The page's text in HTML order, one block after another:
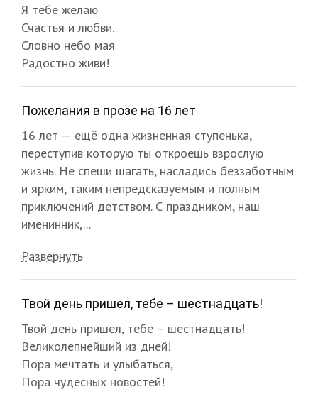
Я тебе желаю
Счастья и любви.
Словно небо мая
Радостно живи!
Пожелания в прозе на 16 лет
16 лет — ещё одна жизненная ступенька,
переступив которую ты откроешь взрослую
жизнь. Не спеши шагать, насладись беззаботным
и ярким, таким непредсказуемым и полным
приключений детством. С праздником, наш
именинник,...
Развернуть
Твой день пришел, тебе – шестнадцать!
Твой день пришел, тебе – шестнадцать!
Великолепнейший из дней!
Пора мечтать и улыбаться,
Пора чудесных новостей!